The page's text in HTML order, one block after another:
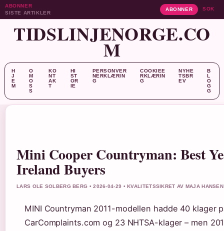
ABONNER
SISTE ARTIKLER
ABONNER SOK
TIDSLINJENORGE.CO
M
H
J
E
M
O
M
O
S
S
KO
NT
AK
T
HI
ST
OR
IE
PERSONVER
NERKLÆRIN
G
COOKIEE
RKLÆRIN
G
NYHE
TSBR
EV
B
L
O
G
G
Mini Cooper Countryman: Best
Ireland Buyers
LARS OLE SOLBERG BERG • 2026-04-29 • KVALITETSSIKRET AV MAJA HANSEN
MINI Countryman 2011-modellen hadde 40 klager
CarComplaints.com og 23 NHTSA-klager – men